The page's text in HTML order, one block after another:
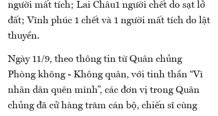
người mất tích; Lai Châu1 người chết do sạt lở
đất; Vĩnh phúc 1 chết và 1 người mất tích do lật
thuyền.
Ngày 11/9, theo thông tin từ Quân chủng
Phòng không - Không quân, với tinh thần “Vì
nhân dân quên mình”, các đơn vị trong Quân
chủng đã cử hàng trăm cán bộ, chiến sĩ cùng